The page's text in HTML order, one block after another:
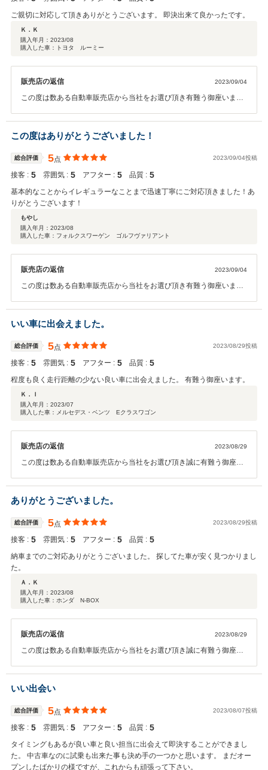
ご親切に対応して頂きありがとうございます。 即決出来て良かったです。
Ｋ．Ｋ
購入年月： 2023/08
購入した車：トヨタ ルーミー
販売店の返信 2023/09/04
この度は数ある自動車販売店から当社をお選び頂き有難う御座いまし
く思います。今後も何か御座いましたらスタッフ一同全力でサポート
させて頂きますのでお気軽にご連絡頂ければと思います。
この度はありがとうございました！
総合評価 5点 2023/09/04投稿
接客 : 5 雰囲気 : 5 アフター : 5 品質 : 5
基本的なことからイレギュラーなことまで迅速丁寧にご対応頂きました！あ
りがとうございます！
もやし
購入年月： 2023/08
購入した車：フォルクスワーゲン ゴルフヴァリアント
販売店の返信 2023/09/04
この度は数ある自動車販売店から当社をお選び頂き有難う御座いまし
しく思います。今後も何か御座いましたらスタッフ一同全力でサポー
トさせて頂きますのでお気軽にご連絡頂ければと思います。
いい車に出会えました。
総合評価 5点 2023/08/29投稿
接客 : 5 雰囲気 : 5 アフター : 5 品質 : 5
程度も良く走行距離の少ない良い車に出会えました。 有難う御座います。
Ｋ．Ｉ
購入年月： 2023/07
購入した車：メルセデス・ベンツ Eクラスワゴン
販売店の返信 2023/08/29
この度は数ある自動車販売店から当社をお選び頂き誠に有難う御座い
しく思います。今後もK.I様のカーライフを全力でサポートさせて頂き
ますのでお気軽にご相談、ご連絡ください。
ありがとうございました。
総合評価 5点 2023/08/29投稿
接客 : 5 雰囲気 : 5 アフター : 5 品質 : 5
納車までのご対応ありがとうございました。 探してた車が安く見つかりまし
た。
Ａ．Ｋ
購入年月： 2023/08
購入した車：ホンダ N-BOX
販売店の返信 2023/08/29
この度は数ある自動車販売店から当社をお選び頂き誠に有難う御座い
れしく思います。今後もT.T様のカーライフを全力でサポートさせて頂
きますのでお気軽にご相談、ご連絡ください。
いい出会い
総合評価 5点 2023/08/07投稿
接客 : 5 雰囲気 : 5 アフター : 5 品質 : 5
タイミングもあるが良い車と良い担当に出会えて即決することができまし
た。 中古車なのに試乗も出来た事も決め手の一つかと思います。 まだオー
プンしたばかりの様ですが、これからも頑張って下さい。